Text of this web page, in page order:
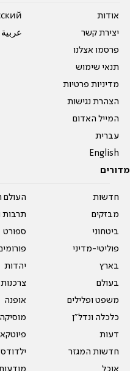
אודות
יצירת קשר
פרסמו אצלנו
תנאי שימוש
מדיניות פרטיות
הצהרת נגישות
המייל האדום
עברית
English
عربية
מדורים
חדשות
מבזקים
ביטחוני
פוליטי-מדיני
בארץ
בעולם
משפט ופלילים
כלכלה ונדל"ן
דעות
חדשות המגזר
אוכל
העולם
תרבות
ספורט
יהדות
צרכנות
אופנה
מוסיקה
ילדודס